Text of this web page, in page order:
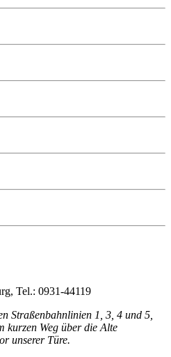
Tel.: 0931-44119
Straßenbahnlinien 1, 3, 4 und 5,
kurzen Weg über die Alte
unserer Türe.